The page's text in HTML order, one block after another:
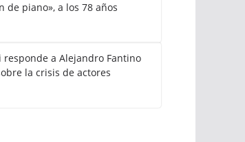
de piano», a los 78 años
responde a Alejandro Fantino
la crisis de actores